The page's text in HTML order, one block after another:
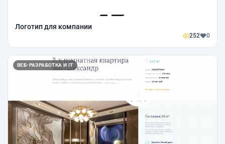
Логотип для компании
252 0
ВЕБ-РАЗРАБОТКА И IT